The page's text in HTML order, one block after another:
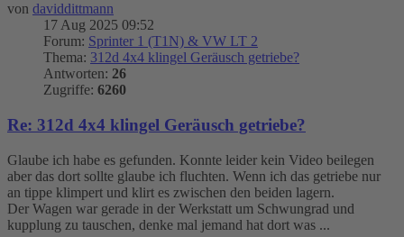
von daviddittmann
17 Aug 2025 09:52
Forum: Sprinter 1 (T1N) & VW LT 2
Thema: 312d 4x4 klingel Geräusch getriebe?
Antworten: 26
Zugriffe: 6260
Re: 312d 4x4 klingel Geräusch getriebe?
Glaube ich habe es gefunden. Konnte leider kein Video beilegen
aber das dort sollte glaube ich fluchten. Wenn ich das getriebe nur
an tippe klimpert und klirt es zwischen den beiden lagern.
Der Wagen war gerade in der Werkstatt um Schwungrad und
kupplung zu tauschen, denke mal jemand hat dort was ...